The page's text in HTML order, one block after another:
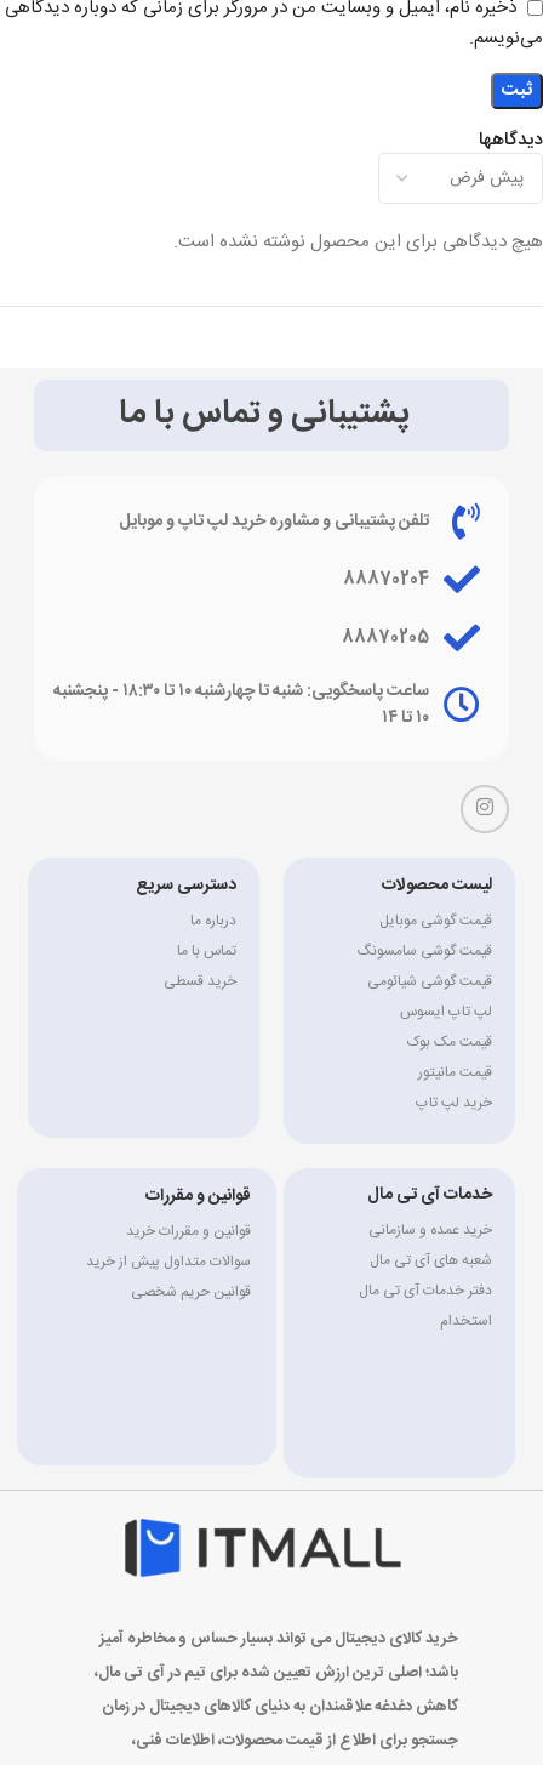
دیدگاهها
هیچ دیدگاهی برای این محصول نوشته نشده است.
ذخیره نام، ایمیل و وبسایت من در مرورگر برای زمانی که دوباره دیدگاهی
می‌نویسم.
پشتیبانی و تماس با ما
تلفن پشتیبانی و مشاوره خرید لپ تاپ و موبایل
88870204
88870205
ساعت پاسخگویی: شنبه تا چهارشنبه ۱۰ تا ۱۸:۳۰ - پنجشنبه
۱۰ تا ۱۴
لیست محصولات
قیمت گوشی موبایل
قیمت گوشی سامسونگ
قیمت گوشی شیائومی
لپ تاپ ایسوس
قیمت مک بوک
قیمت مانیتور
خرید لپ تاپ
دسترسی سریع
درباره ما
تماس با ما
خرید قسطی
خدمات آی تی مال
خرید عمده و سازمانی
شعبه های آی تی مال
دفتر خدمات آی تی مال
استخدام
قوانین و مقررات
قوانین و مقررات خرید
سوالات متداول پیش از خرید
قوانین حریم شخصی
خرید کالای دیجیتال می تواند بسیار حساس و مخاطره آمیز
باشد؛ اصلی ترین ارزش تعیین شده برای تیم در آی تی مال،
کاهش دغدغه علاقمندان به دنیای کالاهای دیجیتال در زمان
جستجو برای اطلاع از قیمت محصولات، اطلاعات فنی،